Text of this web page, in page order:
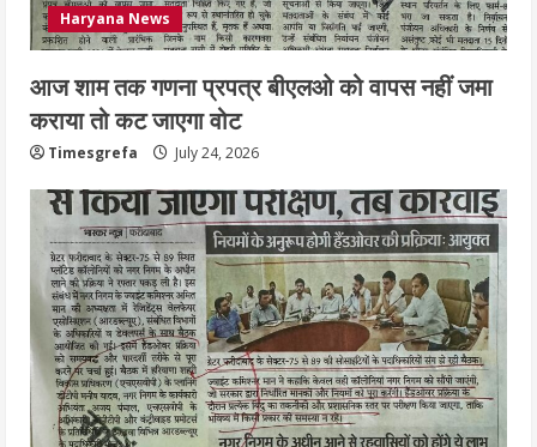
Haryana News
आज शाम तक गणना प्रपत्र बीएलओ को वापस नहीं जमा
कराया तो कट जाएगा वोट
Timesgrefa July 24, 2026